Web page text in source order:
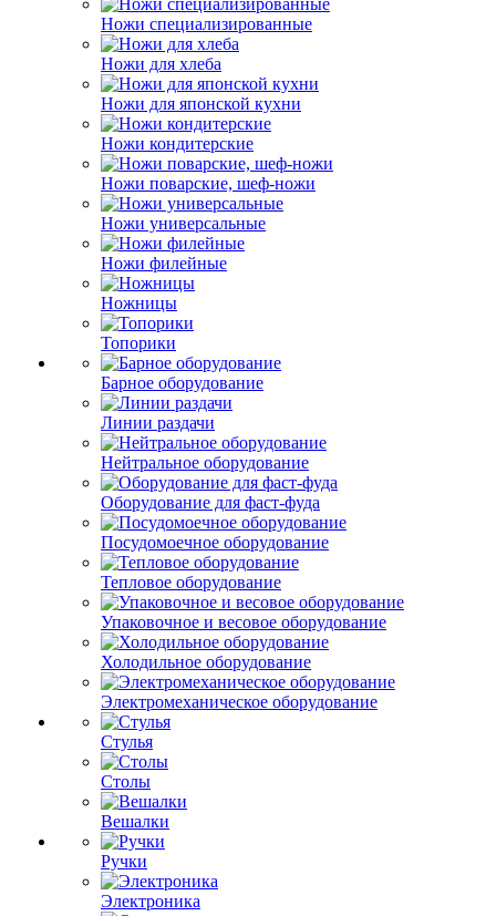
Ножи специализированные
Ножи для хлеба
Ножи для японской кухни
Ножи кондитерские
Ножи поварские, шеф-ножи
Ножи универсальные
Ножи филейные
Ножницы
Топорики
Барное оборудование
Линии раздачи
Нейтральное оборудование
Оборудование для фаст-фуда
Посудомоечное оборудование
Тепловое оборудование
Упаковочное и весовое оборудование
Холодильное оборудование
Электромеханическое оборудование
Стулья
Столы
Вешалки
Ручки
Электроника